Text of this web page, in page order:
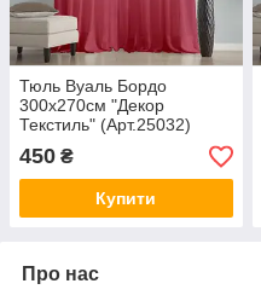
Тюль Вуаль Бордо
300х270см "Декор
Текстиль" (Арт.25032)
450 ₴
Купити
Про нас